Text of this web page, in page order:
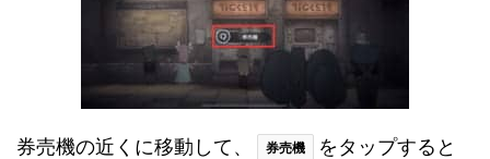
券売機の近くに移動して、 券売機
をタップすると